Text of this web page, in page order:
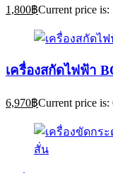
1,800฿Current price is:
เครื่องสกัดไฟฟ้า
6,970฿Current price is: